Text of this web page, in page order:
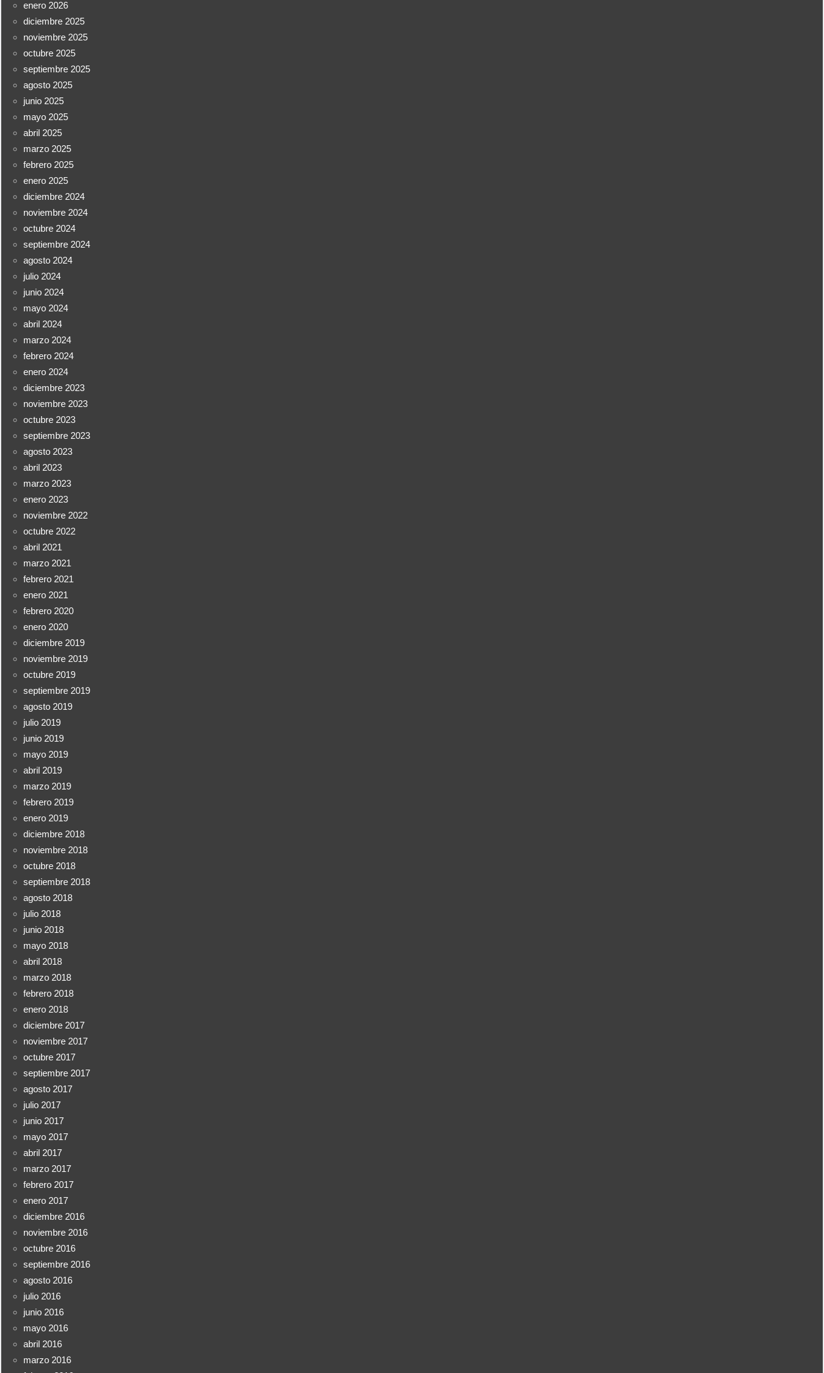
enero 2026
diciembre 2025
noviembre 2025
octubre 2025
septiembre 2025
agosto 2025
junio 2025
mayo 2025
abril 2025
marzo 2025
febrero 2025
enero 2025
diciembre 2024
noviembre 2024
octubre 2024
septiembre 2024
agosto 2024
julio 2024
junio 2024
mayo 2024
abril 2024
marzo 2024
febrero 2024
enero 2024
diciembre 2023
noviembre 2023
octubre 2023
septiembre 2023
agosto 2023
abril 2023
marzo 2023
enero 2023
noviembre 2022
octubre 2022
abril 2021
marzo 2021
febrero 2021
enero 2021
febrero 2020
enero 2020
diciembre 2019
noviembre 2019
octubre 2019
septiembre 2019
agosto 2019
julio 2019
junio 2019
mayo 2019
abril 2019
marzo 2019
febrero 2019
enero 2019
diciembre 2018
noviembre 2018
octubre 2018
septiembre 2018
agosto 2018
julio 2018
junio 2018
mayo 2018
abril 2018
marzo 2018
febrero 2018
enero 2018
diciembre 2017
noviembre 2017
octubre 2017
septiembre 2017
agosto 2017
julio 2017
junio 2017
mayo 2017
abril 2017
marzo 2017
febrero 2017
enero 2017
diciembre 2016
noviembre 2016
octubre 2016
septiembre 2016
agosto 2016
julio 2016
junio 2016
mayo 2016
abril 2016
marzo 2016